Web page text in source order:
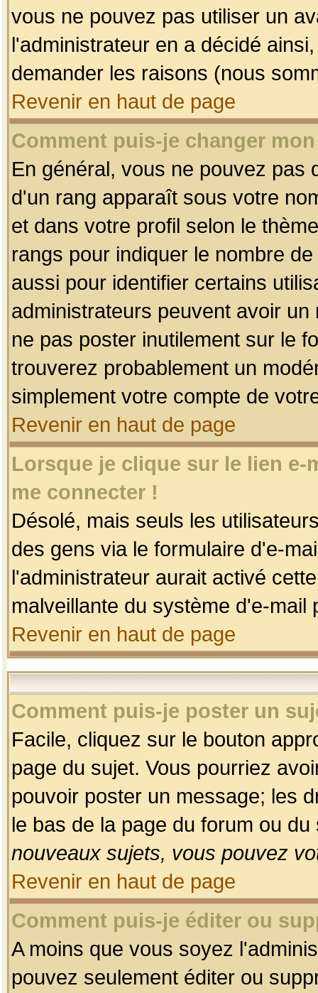
vous ne pouvez pas utiliser un
l'administrateur en a décidé
demander les raisons (nous
Revenir en haut de page
Comment puis-je changer
En général, vous ne pouvez pas
d'un rang apparaît sous votre
et dans votre profil selon le
rangs pour indiquer le nombre
aussi pour identifier certains
administrateurs peuvent avoir
ne pas poster inutilement sur le
trouverez probablement un
simplement votre compte de
Revenir en haut de page
Lorsque je clique sur le lien
me connecter !
Désolé, mais seuls les
des gens via le formulaire d'e-
l'administrateur aurait activé
malveillante du système d'e-
Revenir en haut de page
Comment puis-je poster un
Facile, cliquez sur le bouton
page du sujet. Vous pourriez
pouvoir poster un message; les
le bas de la page du forum ou
nouveaux sujets, vous pouvez
Revenir en haut de page
Comment puis-je éditer ou
A moins que vous soyez
pouvez seulement éditer ou